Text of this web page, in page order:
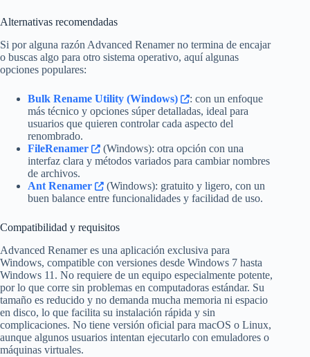
Alternativas recomendadas
Si por alguna razón Advanced Renamer no termina de encajar
o buscas algo para otro sistema operativo, aquí algunas
opciones populares:
Bulk Rename Utility (Windows)
: con un enfoque
más técnico y opciones súper detalladas, ideal para
usuarios que quieren controlar cada aspecto del
renombrado.
FileRenamer
(Windows): otra opción con una
interfaz clara y métodos variados para cambiar nombres
de archivos.
Ant Renamer
(Windows): gratuito y ligero, con un
buen balance entre funcionalidades y facilidad de uso.
Compatibilidad y requisitos
Advanced Renamer es una aplicación exclusiva para
Windows, compatible con versiones desde Windows 7 hasta
Windows 11. No requiere de un equipo especialmente potente,
por lo que corre sin problemas en computadoras estándar. Su
tamaño es reducido y no demanda mucha memoria ni espacio
en disco, lo que facilita su instalación rápida y sin
complicaciones. No tiene versión oficial para macOS o Linux,
aunque algunos usuarios intentan ejecutarlo con emuladores o
máquinas virtuales.